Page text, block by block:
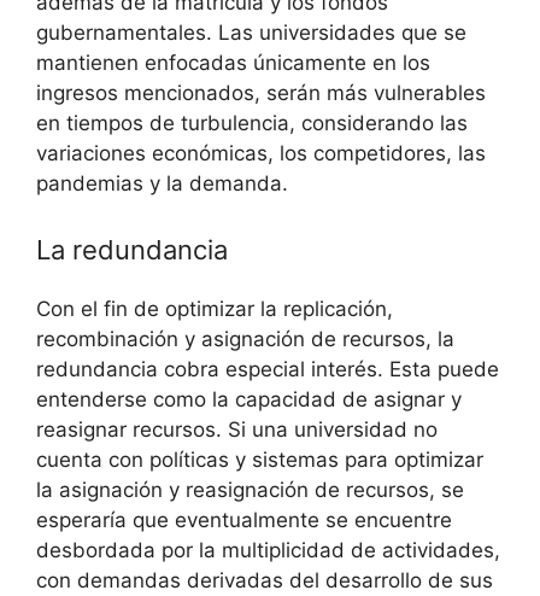
gubernamentales. Las universidades que se
mantienen enfocadas únicamente en los
ingresos mencionados, serán más vulnerables
en tiempos de turbulencia, considerando las
variaciones económicas, los competidores, las
pandemias y la demanda.
La redundancia
Con el fin de optimizar la replicación,
recombinación y asignación de recursos, la
redundancia cobra especial interés. Esta puede
entenderse como la capacidad de asignar y
reasignar recursos. Si una universidad no
cuenta con políticas y sistemas para optimizar
la asignación y reasignación de recursos, se
esperaría que eventualmente se encuentre
desbordada por la multiplicidad de actividades,
con demandas derivadas del desarrollo de sus